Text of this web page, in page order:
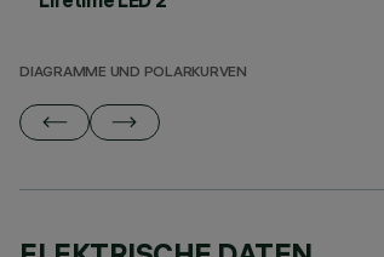
DIAGRAMME UND POLARKURVEN